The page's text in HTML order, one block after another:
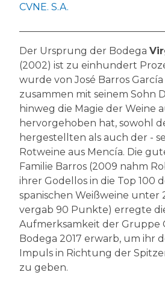
CVNE. S.A.
Der Ursprung der Bodega
(2002) ist zu einhundert
wurde von José Barros
zusammen mit seinem Sohn
hinweg die Magie der Weine
hervorgehoben hat, sowohl
hergestellten als auch der -
Rotweine aus Mencía. Die
Familie Barros (2009 nahm
ihrer Godellos in die Top 100
spanischen Weißweine unter
vergab 90 Punkte) erregte
Aufmerksamkeit der Gruppe
Bodega 2017 erwarb, um ihr
Impuls in Richtung der
zu geben.